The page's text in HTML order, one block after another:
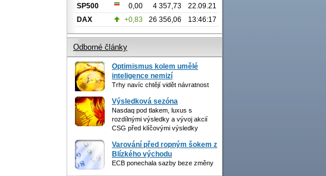
SP500
0,00 4 357,73
22.09.21
DAX
+0,83 26 356,06 13:46:17
Odborné články
Optimismus kolem umělé
inteligence nemizí
Trhy navíc chtějí vidět návratnost
Výsledková sezóna
Nasdaq pod tlakem, luxus s
rozdílnými výsledky a vývoj akcií
CSG před klíčovými výsledky
Varování před ropným šokem z
Blízkého východu
ECB ponechala sazby beze změny